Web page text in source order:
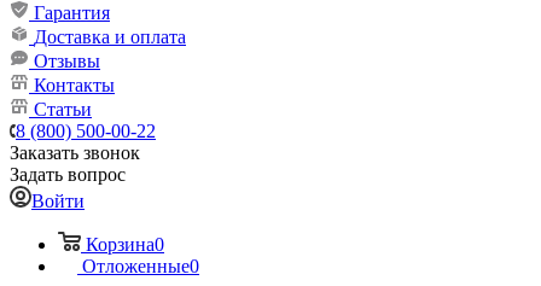
Гарантия
Доставка и оплата
Отзывы
Контакты
Статьи
8 (800) 500-00-22
Заказать звонок
Задать вопрос
Войти
Корзина0
Отложенные0